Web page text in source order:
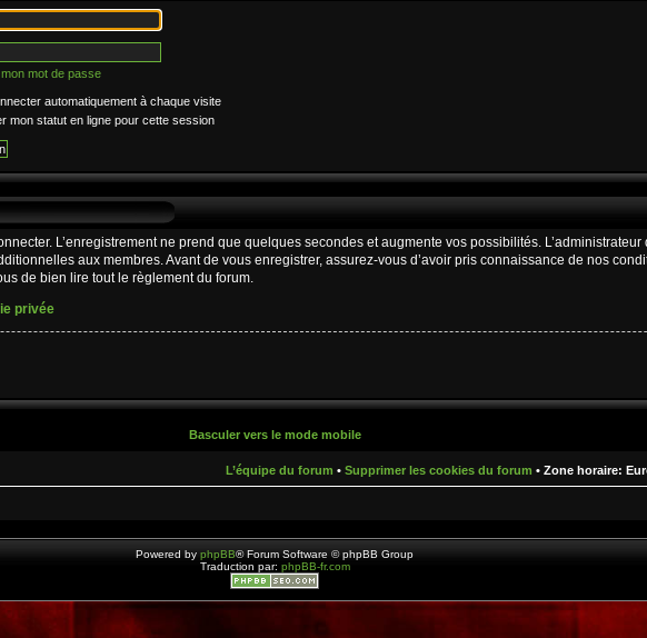
mon mot de passe
automatiquement à chaque visite
mon statut en ligne pour cette session
L’enregistrement ne prend que quelques secondes et augmente vos possibilités. L’administrateur
aux membres. Avant de vous enregistrer, assurez-vous d’avoir pris connaissance de nos
de bien lire tout le règlement du forum.
privée
Basculer vers le mode mobile
L’équipe du forum • Supprimer les cookies du forum • Zone horaire:
Powered by phpBB® Forum Software © phpBB Group
Traduction par: phpBB-fr.com